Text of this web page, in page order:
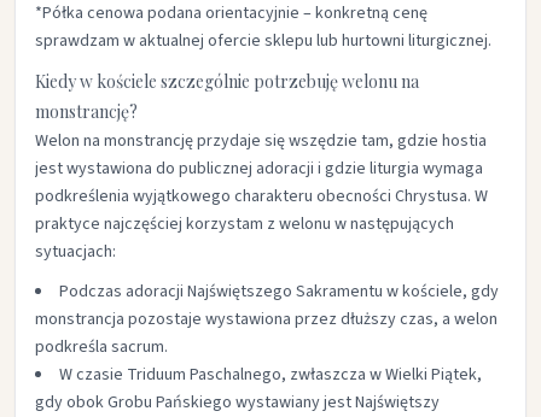
*Półka cenowa podana orientacyjnie – konkretną cenę
sprawdzam w aktualnej ofercie sklepu lub hurtowni liturgicznej.​
Kiedy w kościele szczególnie potrzebuję welonu na
monstrancję?
Welon na monstrancję przydaje się wszędzie tam, gdzie hostia
jest wystawiona do publicznej adoracji i gdzie liturgia wymaga
podkreślenia wyjątkowego charakteru obecności Chrystusa. W
praktyce najczęściej korzystam z welonu w następujących
sytuacjach:​
Podczas adoracji Najświętszego Sakramentu w kościele, gdy
monstrancja pozostaje wystawiona przez dłuższy czas, a welon
podkreśla sacrum.​
W czasie Triduum Paschalnego, zwłaszcza w Wielki Piątek,
gdy obok Grobu Pańskiego wystawiany jest Najświętszy